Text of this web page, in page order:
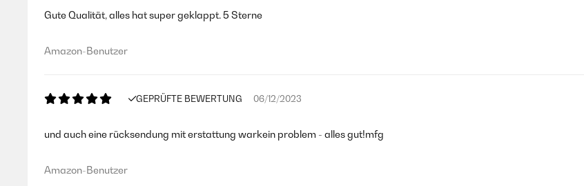
Gute Qualität, alles hat super geklappt. 5 Sterne
Amazon-Benutzer
GEPRÜFTE BEWERTUNG 06/12/2023
und auch eine rücksendung mit erstattung warkein problem - alles gut!mfg
Amazon-Benutzer